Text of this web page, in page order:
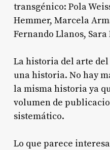
transgénico: Pola
Hemmer, Marcela
Fernando Llanos,
La historia del arte
una historia. No hay
la misma historia ya
volumen de
sistemático.
Lo que parece